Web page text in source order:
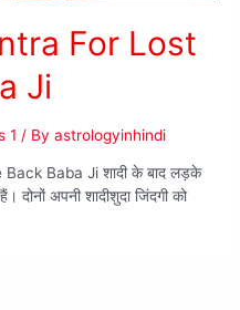
For Lost
Ji
1 / Byastrologyinhindi
Baba Ji शादी के बाद लड़के
अपनी शादीशुदा जिंदगी को